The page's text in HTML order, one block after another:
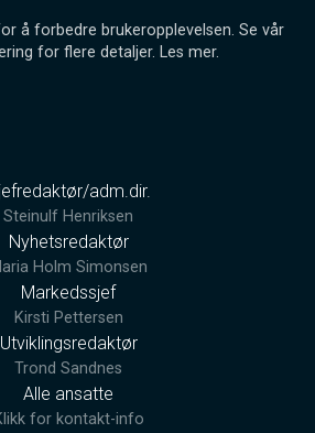
å forbedre brukeropplevelsen. Se vår
for flere detaljer. Les mer.
adm.dir.
Steinulf Henriksen
Nyhetsredaktør
Holm Simonsen
Markedssjef
Kirsti Pettersen
Utviklingsredaktør
Trond Sandnes
Alle ansatte
for kontakt-info